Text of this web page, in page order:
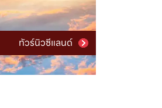
ทัวร์นิวซีแลนด์